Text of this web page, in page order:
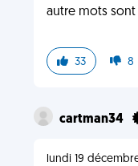
autre mots
33 8
cartman34
lundi 19 décembre